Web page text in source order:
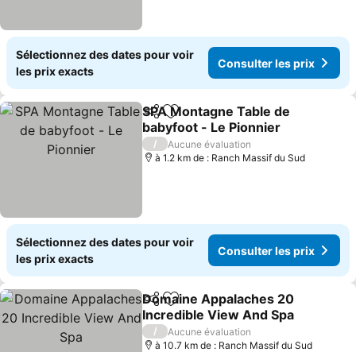
Sélectionnez des dates pour voir
les prix exacts
Consulter les prix
PartagerAjouter à mes favoris
SPA Montagne Table de
babyfoot - Le Pionnier
Consulter les prix
/
Aucune évaluation
à 1.2 km de : Ranch Massif du Sud
Sélectionnez des dates pour voir
les prix exacts
Consulter les prix
PartagerAjouter à mes favoris
Domaine Appalaches 20
Incredible View And Spa
Consulter les prix
/
Aucune évaluation
à 10.7 km de : Ranch Massif du Sud